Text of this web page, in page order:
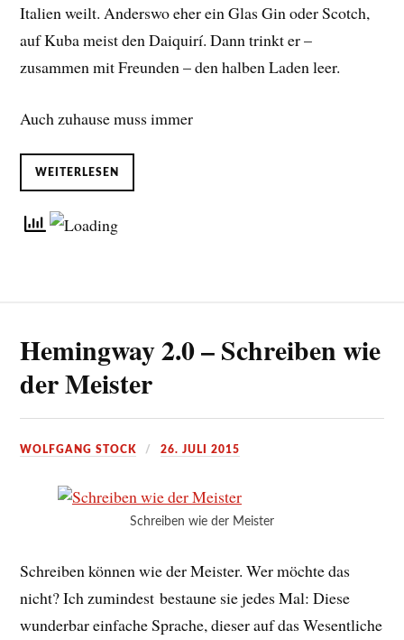
Italien weilt. Anderswo eher ein Glas Gin oder Scotch,
auf Kuba meist den Daiquirí. Dann trinkt er –
zusammen mit Freunden – den halben Laden leer.
Auch zuhause muss immer
WEITERLESEN
Hemingway 2.0 – Schreiben wie
der Meister
WOLFGANG STOCK 26. JULI 2015
Schreiben wie der Meister
Schreiben können wie der Meister. Wer möchte das
nicht? Ich zumindest bestaune sie jedes Mal: Diese
wunderbar einfache Sprache, dieser auf das Wesentliche